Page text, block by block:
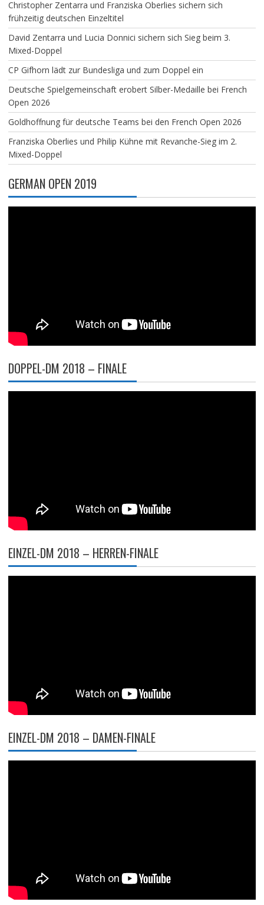
Christopher Zentarra und Franziska Oberlies sichern sich
frühzeitig deutschen Einzeltitel
David Zentarra und Lucia Donnici sichern sich Sieg beim 3.
Mixed-Doppel
CP Gifhorn lädt zur Bundesliga und zum Doppel ein
Deutsche Spielgemeinschaft erobert Silber-Medaille bei French
Open 2026
Goldhoffnung für deutsche Teams bei den French Open 2026
Franziska Oberlies und Philip Kühne mit Revanche-Sieg im 2.
Mixed-Doppel
GERMAN OPEN 2019
DOPPEL-DM 2018 – FINALE
EINZEL-DM 2018 – HERREN-FINALE
EINZEL-DM 2018 – DAMEN-FINALE